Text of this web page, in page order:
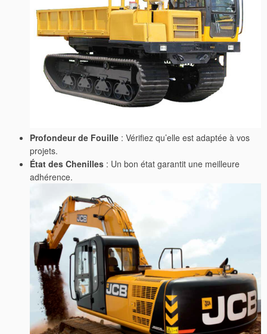
Profondeur de Fouille : Vérifiez qu’elle est adaptée à vos
projets.
État des Chenilles : Un bon état garantit une meilleure
adhérence.